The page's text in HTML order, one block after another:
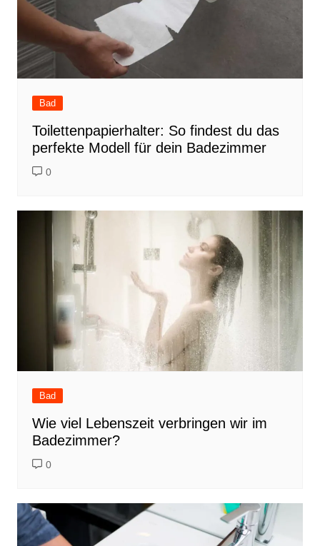
Bad
Toilettenpapierhalter: So findest du das
perfekte Modell für dein Badezimmer
0
Bad
Wie viel Lebenszeit verbringen wir im
Badezimmer?
0